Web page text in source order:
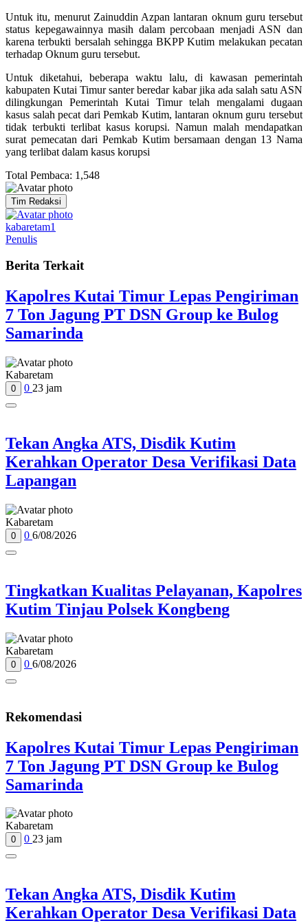
Untuk itu, menurut Zainuddin Azpan lantaran oknum guru tersebut
status kepegawainnya masih dalam percobaan menjadi ASN dan
karena terbukti bersalah sehingga BKPP Kutim melakukan pecatan
terhadap Oknum guru tersebut.
Untuk diketahui, beberapa waktu lalu, di kawasan pemerintah
kabupaten Kutai Timur santer beredar kabar jika ada salah satu ASN
dilingkungan Pemerintah Kutai Timur telah mengalami dugaan
kasus salah pecat dari Pemkab Kutim, lantaran oknum guru tersebut
tidak terbukti terlibat kasus korupsi. Namun malah mendapatkan
surat pemecatan dari Pemkab Kutim bersamaan dengan 13 Nama
yang terlibat dalam kasus korupsi
Total Pembaca: 1,548
Tim Redaksi
kabaretam1
Penulis
Berita Terkait
Kapolres Kutai Timur Lepas Pengiriman
7 Ton Jagung PT DSN Group ke Bulog
Samarinda
Kabaretam
0 0 23 jam
Tekan Angka ATS, Disdik Kutim
Kerahkan Operator Desa Verifikasi Data
Lapangan
Kabaretam
0 0 6/08/2026
Tingkatkan Kualitas Pelayanan, Kapolres
Kutim Tinjau Polsek Kongbeng
Kabaretam
0 0 6/08/2026
Rekomendasi
Kapolres Kutai Timur Lepas Pengiriman
7 Ton Jagung PT DSN Group ke Bulog
Samarinda
Kabaretam
0 0 23 jam
Tekan Angka ATS, Disdik Kutim
Kerahkan Operator Desa Verifikasi Data